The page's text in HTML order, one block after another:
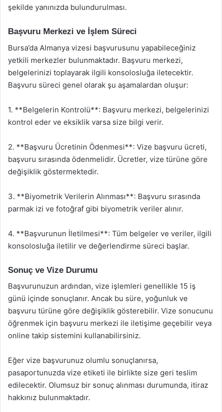
şekilde yanınızda bulundurulması.
Başvuru Merkezi ve İşlem Süreci
Bursa’da Almanya vizesi başvurusunu yapabileceğiniz
yetkili merkezler bulunmaktadır. Başvuru merkezi,
belgelerinizi toplayarak ilgili konsolosluğa iletecektir.
Başvuru süreci genel olarak şu aşamalardan oluşur:
1. **Belgelerin Kontrolü**: Başvuru merkezi, belgelerinizi
kontrol eder ve eksiklik varsa size bilgi verir.
2. **Başvuru Ücretinin Ödenmesi**: Vize başvuru ücreti,
başvuru sırasında ödenmelidir. Ücretler, vize türüne göre
değişiklik göstermektedir.
3. **Biyometrik Verilerin Alınması**: Başvuru sırasında
parmak izi ve fotoğraf gibi biyometrik veriler alınır.
4. **Başvurunun İletilmesi**: Tüm belgeler ve veriler, ilgili
konsolosluğa iletilir ve değerlendirme süreci başlar.
Sonuç ve Vize Durumu
Başvurunuzun ardından, vize işlemleri genellikle 15 iş
günü içinde sonuçlanır. Ancak bu süre, yoğunluk ve
başvuru türüne göre değişiklik gösterebilir. Vize sonucunu
öğrenmek için başvuru merkezi ile iletişime geçebilir veya
online takip sistemini kullanabilirsiniz.
Eğer vize başvurunuz olumlu sonuçlanırsa,
pasaportunuzda vize etiketi ile birlikte size geri teslim
edilecektir. Olumsuz bir sonuç alınması durumunda, itiraz
hakkınız bulunmaktadır.